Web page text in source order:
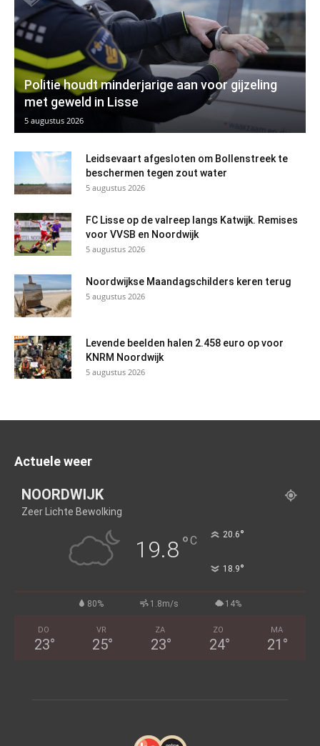
Politie houdt minderjarige aan voor gijzeling
met geweld in Lisse
5 augustus 2026
Leidsevaart afgesloten om Bollenstreek te
beschermen tegen zout water
5 augustus 2026
FC Lisse op de valreep langs Katwijk. Remises
voor VVSB en Noordwijk
5 augustus 2026
Noordwijkse Maandagschilders keren terug
5 augustus 2026
Levende beelden halen 2.458 euro op voor
KNRM Noordwijk
5 augustus 2026
Actuele weer
NOORDWIJK
Zeer Lichte Bewolking
19.8°C 20.6°
18.9°
80% 1.8m/s 14%
DO
23°
VR
25°
ZA
23°
ZO
24°
MA
21 °